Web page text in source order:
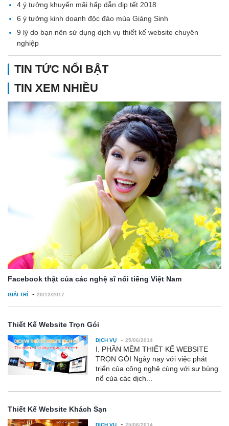
4 ý tưởng khuyến mãi hấp dẫn dịp tết 2018
6 ý tưởng kinh doanh độc đáo mùa Giáng Sinh
9 lý do bạn nên sử dụng dịch vụ thiết kế website chuyên
nghiệp
TIN TỨC NỔI BẬT
TIN XEM NHIỀU
Facebook thật của các nghệ sĩ nổi tiếng Việt Nam
GIẢI TRÍ - 20/12/2017
Thiết Kế Website Trọn Gói
DỊCH VỤ - 25/06/2014
I. PHẦN MỀM THIẾT KẾ WEBSITE
TRỌN GÓI Ngày nay với việc phát
triển của công nghệ cùng với sự bùng
nổ của các dịch...
Thiết Kế Website Khách Sạn
DỊCH VỤ - 25/06/2014